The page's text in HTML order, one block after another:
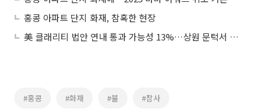
홍콩 아파트 단지 화재, 참혹한 현장
美 클래리티 법안 연내 통과 가능성 13%…상원 문턱서 제동
#홍콩 #화재 #불 #참사